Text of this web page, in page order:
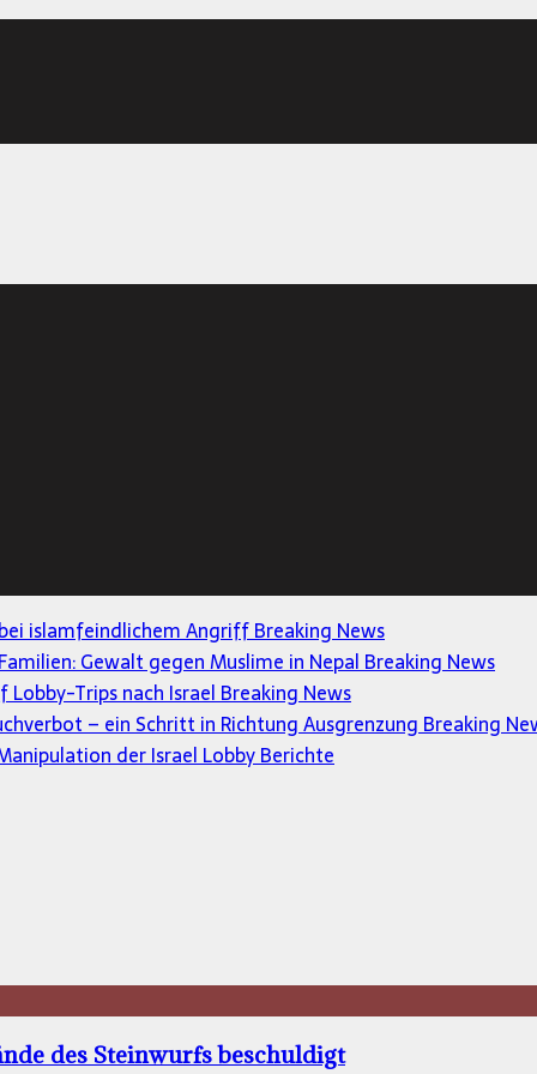
islamfeindlichem AngriffBreaking News
Gewalt gegen Muslime in Nepal Breaking News
Lobby-Trips nach Israel Breaking News
– ein Schritt in Richtung Ausgrenzung Breaking
der Israel LobbyBerichte
des Steinwurfs beschuldigt